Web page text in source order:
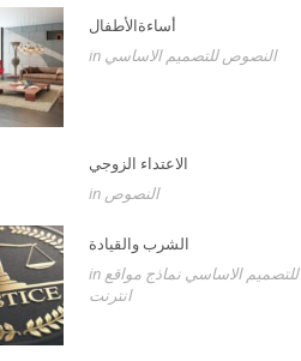
أساءةالأطفال
in النصوصللتصميم الاساسي
الاعتداء الزوجي
in النصوص
الشرب والقيادة
in للتصميم الاساسي نماذج مواقع
انترنت